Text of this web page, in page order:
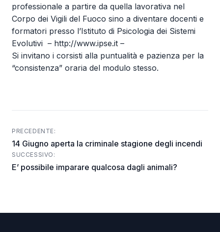
professionale a partire da quella lavorativa nel
Corpo dei Vigili del Fuoco sino a diventare docenti e
formatori presso l’Istituto di Psicologia dei Sistemi
Evolutivi – http://www.ipse.it –
Si invitano i corsisti alla puntualità e pazienza per la
“consistenza” oraria del modulo stesso.
Post
navigation
PRECEDENTE:
14 Giugno aperta la criminale stagione degli incendi
SUCCESSIVO:
E’ possibile imparare qualcosa dagli animali?